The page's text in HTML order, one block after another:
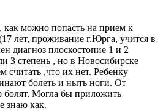
как можно попасть на прием к
лет, проживание г.Юрга, учится в
диагноз плоскостопие 1 и 2
3 степень , но в Новосибирске
считать ,что их нет. Ребенку
болеть и ныть ноги. От
болят. Могла бы приложить
знаю как.